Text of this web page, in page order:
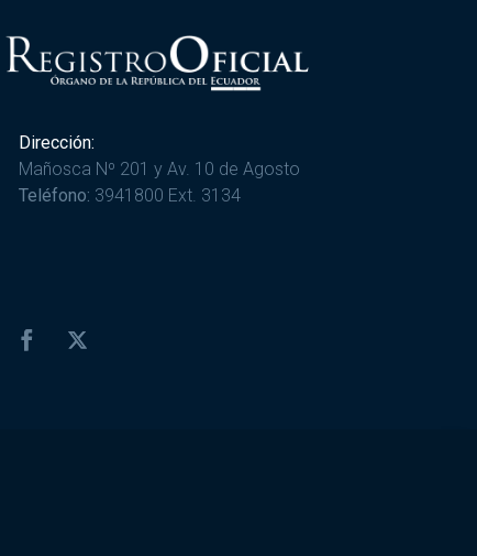
Dirección:
Mañosca Nº 201 y Av. 10 de Agosto
Teléfono: 3941800 Ext. 3134